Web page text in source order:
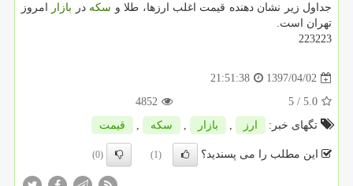
جداول زیر نشان دهنده قیمت اغلب ارزها، طلا و سكه در بازار امروز
تهران است.
223223
1397/04/02
21:51:38
5.0
/ 5
4852
تگهای خبر:
ارز , بازار , سكه , قیمت
این مطلب را می پسندید؟ (1)
(0)